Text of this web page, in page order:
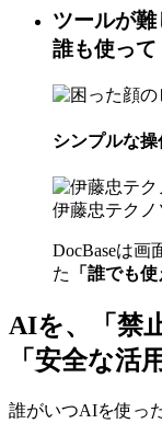
ツールが難
誰も使っ
シンプルな操
伊藤忠テク
DocBaseは
た
「誰でも
AIを、「禁
「安全な活
誰がいつAIを使っ